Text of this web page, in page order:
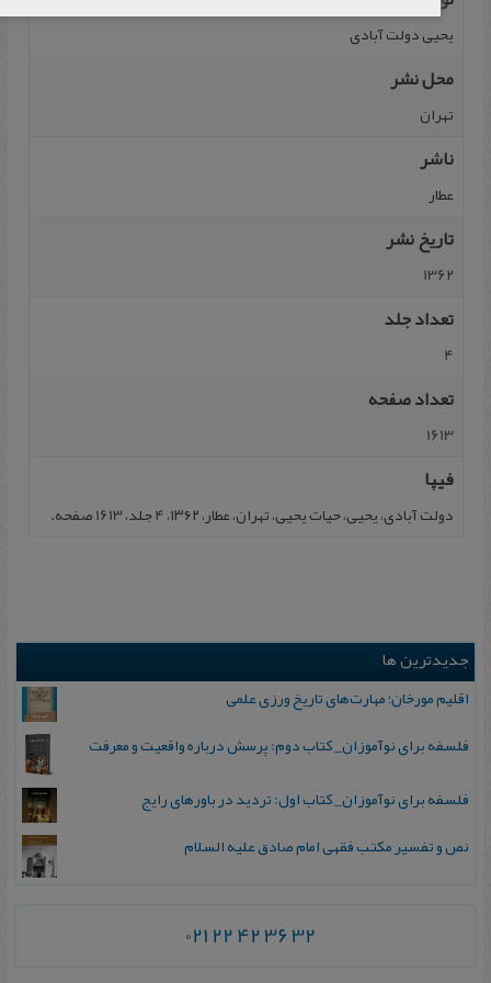
يحيی دولت آبادی
محل نشر
تهران
ناشر
عطار
تاریخ نشر
1362
تعداد جلد
4
تعداد صفحه
1613
فیپا
دولت آبادی، یحیی، حیات‌ یحیی، تهران، عطار، ۱۳۶۲، 4 جلد، 1613 صفحه.
جدیدترین ها
اقلیم مورخان؛ مهارت‌های تاریخ ورزی علمی
فلسفه برای نوآموزان_ کتاب دوم: پرسش درباره واقعیت و معرفت
فلسفه برای نوآموزان_ کتاب اول: تردید در باورهای رایج
نص و تفسیر مکتب فقهی امام صادق علیه السلام
021 22 42 36 32